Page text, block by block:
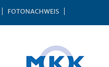
FOTONACHWEIS